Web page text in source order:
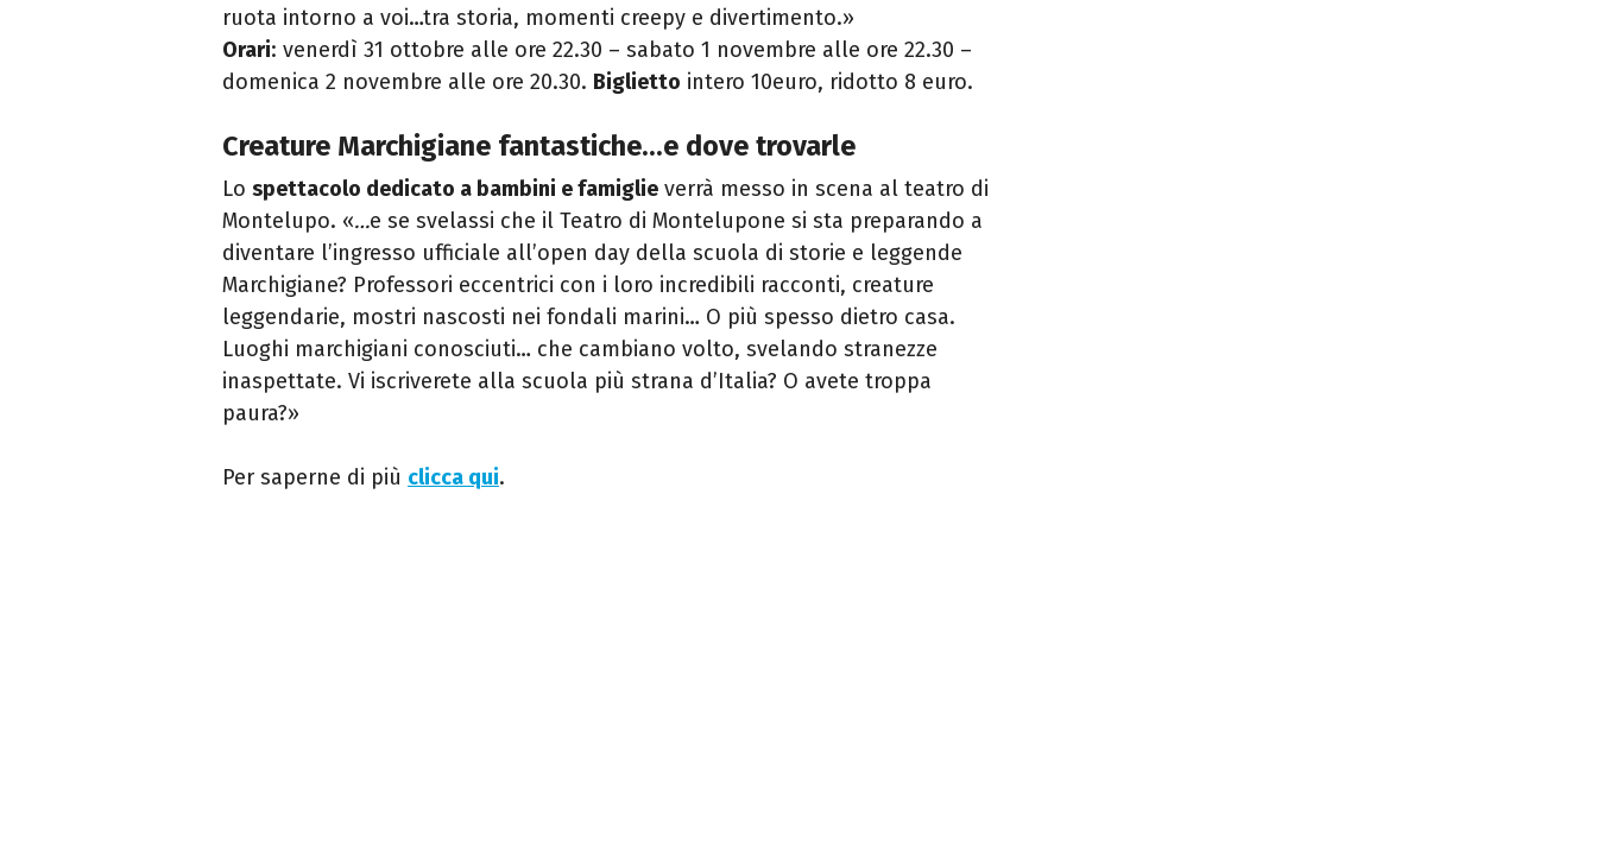
ruota intorno a voi…tra storia, momenti creepy e divertimento.»
Orari: venerdì 31 ottobre alle ore 22.30 – sabato 1 novembre alle ore 22.30 –
domenica 2 novembre alle ore 20.30. Biglietto intero 10euro, ridotto 8 euro.
Creature Marchigiane fantastiche...e dove trovarle
Lo spettacolo dedicato a bambini e famiglie verrà messo in scena al teatro di
Montelupo. «…e se svelassi che il Teatro di Montelupone si sta preparando a
diventare l’ingresso ufficiale all’open day della scuola di storie e leggende
Marchigiane? Professori eccentrici con i loro incredibili racconti, creature
leggendarie, mostri nascosti nei fondali marini… O più spesso dietro casa.
Luoghi marchigiani conosciuti… che cambiano volto, svelando stranezze
inaspettate. Vi iscriverete alla scuola più strana d’Italia? O avete troppa
paura?»
Per saperne di più clicca qui.